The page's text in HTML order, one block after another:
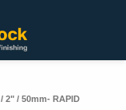
/ 2" / 50mm- RAPID